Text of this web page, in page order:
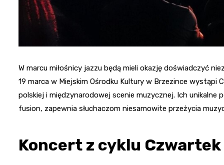
W marcu miłośnicy jazzu będą mieli okazję doświadczyć
19 marca w Miejskim Ośrodku Kultury w Brzezince
polskiej i międzynarodowej scenie muzycznej. Ich unikalne
fusion, zapewnia słuchaczom niesamowite przeżycia
Koncert z cyklu